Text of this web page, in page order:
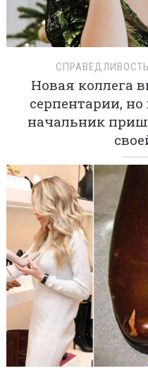
Новая коллега
серпентарии, но
начальник